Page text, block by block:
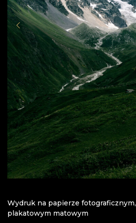
Wydruk na papierze fotograficznym,
plakatowym matowym